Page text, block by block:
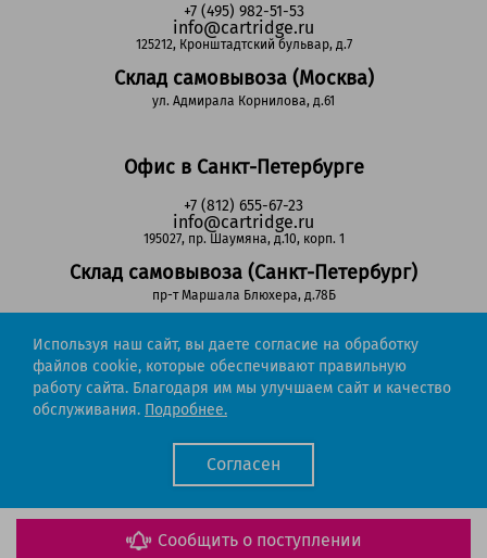
Сообщить о поступлении
+7 (495) 982-51-53
info@cartridge.ru
125212, Кронштадтский бульвар, д.7
Склад самовывоза (Москва)
ул. Адмирала Корнилова, д.61
Офис в Санкт-Петербурге
+7 (812) 655-67-23
info@cartridge.ru
195027, пр. Шаумяна, д.10, корп. 1
Склад самовывоза (Санкт-Петербург)
пр-т Маршала Блюхера, д.78Б
Регионы РФ
8-800-302-51-53
(звонок бесплатный)
Cartridge.ru 2012-2026. Все права защищены
Используя наш сайт, вы даете согласие на обработку
файлов cookie, которые обеспечивают правильную
работу сайта. Благодаря им мы улучшаем сайт и качество
обслуживания. Подробнее.
Согласен